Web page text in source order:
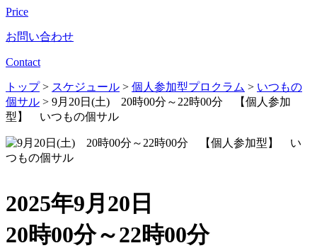
Price
お問い合わせ
Contact
トップ> スケジュール > 個人参加型プロクラム > いつもの
個サル > 9月20日(土) 20時00分～22時00分 【個人参加
型】 いつもの個サル
2025年9月20日
20時00分～22時00分